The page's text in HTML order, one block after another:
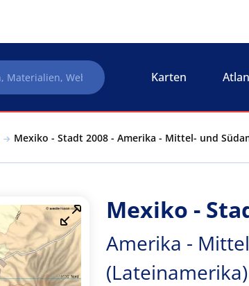
Karten
Mexiko - Stadt 2008 - Amerika - Mittel- und
Mexiko -
Amerika -
(Lateinamerika)